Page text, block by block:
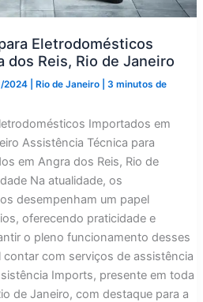
Eletrodomésticos
dos Reis, Rio de Janeiro
2024 Rio de Janeiro| 3 minutos de
Importados em
Assistência Técnica para
em Angra dos Reis, Rio de
Na atualidade, os
desempenham um papel
oferecendo praticidade e
o pleno funcionamento desses
com serviços de assistência
Imports, presente em toda
de Janeiro, com destaque para a